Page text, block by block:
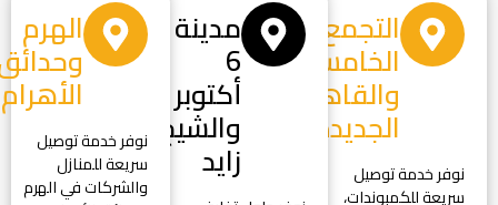
التجمع
الخامس
والقاهرة
الجديدة
نوفر خدمة توصيل
سريعة للكمبوندات،
مدينة
6
أكتوبر
والشيخ
زايد
الهرم
الأهرام
نوفر خدمة توصيل
سريعة للمنازل
والشركات في الهرم